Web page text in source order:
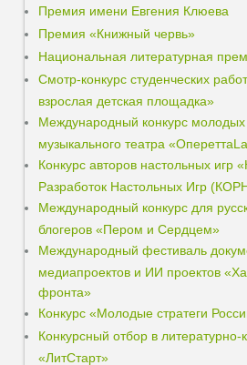
Премия имени Евгения Клюева
Премия «Книжный червь»
Национальная литературная
Смотр-конкурс студенческих
взрослая детская площадка»
Международный конкурс молодых
музыкального театра
Конкурс авторов настольных игр
Разработок Настольных Игр
Международный конкурс для
блогеров «Пером и Сердцем»
Международный фестиваль
медиапроектов и ИИ проектов
фронта»
Конкурс «Молодые стратеги
Конкурсный отбор в литературно-
«ЛитСтарт»